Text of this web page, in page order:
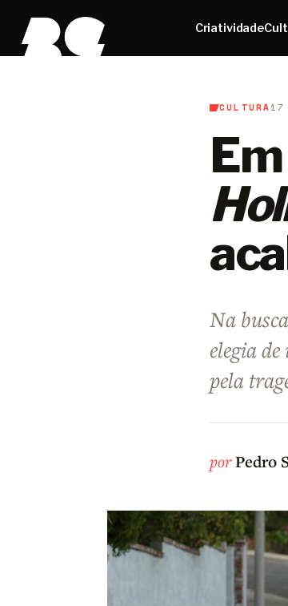
Criatividade
B9/Cultura
CULTURA17
Em
Na
elegia
pela
porPedro